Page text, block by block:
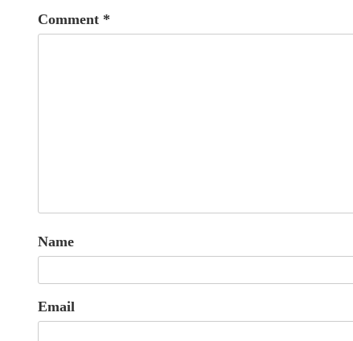
Comment *
Name
Email